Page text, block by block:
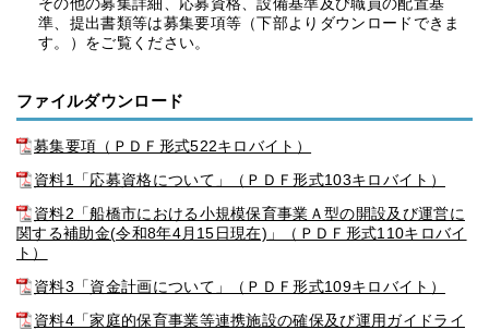
準、提出書類等は募集要項等（下部よりダウンロードできま
す。）をご覧ください。
ファイルダウンロード
募集要項（ＰＤＦ形式522キロバイト）
資料1「応募資格について」（ＰＤＦ形式103キロバイト）
資料2「船橋市における小規模保育事業Ａ型の開設及び運営に
関する補助金(令和8年4月15日現在)」（ＰＤＦ形式110キロバイ
ト）
資料3「資金計画について」（ＰＤＦ形式109キロバイト）
資料4「家庭的保育事業等連携施設の確保及び運用ガイドライ